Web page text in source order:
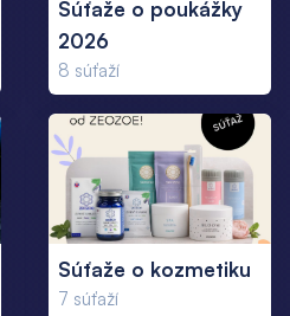
Súťaže o poukážky
2026
8 súťaží
Súťaže o kozmetiku
7 súťaží